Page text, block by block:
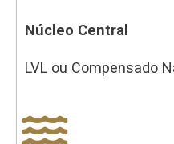
Núcleo Central
LVL ou Compensado